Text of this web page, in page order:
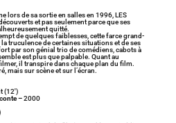
lors de sa sortie en salles en 1996, LES
et pas seulement parce que ses
quitté.
de quelques faiblesses, cette farce grand-
truculence de certaines situations et de ses
par son génial trio de comédiens, cabots à
est plus que palpable. Quant au
il transpire dans chaque plan du film.
mais sur scène et sur l’écran.
(12′)
–2000